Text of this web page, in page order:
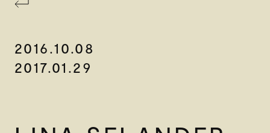
2016.10.08
2017.01.29